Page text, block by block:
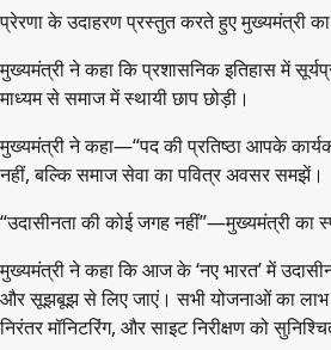
प्रेरणा के उदाहरण प्रस्तुत करते हुए मुख्यमंत्री
मुख्यमंत्री ने कहा कि प्रशासनिक इतिहास में
माध्यम से समाज में स्थायी छाप छोड़ी।
मुख्यमंत्री ने कहा—“पद की प्रतिष्ठा आपके
नहीं, बल्कि समाज सेवा का पवित्र अवसर समझें।
“उदासीनता की कोई जगह नहीं”—मुख्यमंत्री का
मुख्यमंत्री ने कहा कि आज के ‘नए भारत’ में
और सूझबूझ से लिए जाएं। सभी योजनाओं का लाभ
निरंतर मॉनिटरिंग, और साइट निरीक्षण को